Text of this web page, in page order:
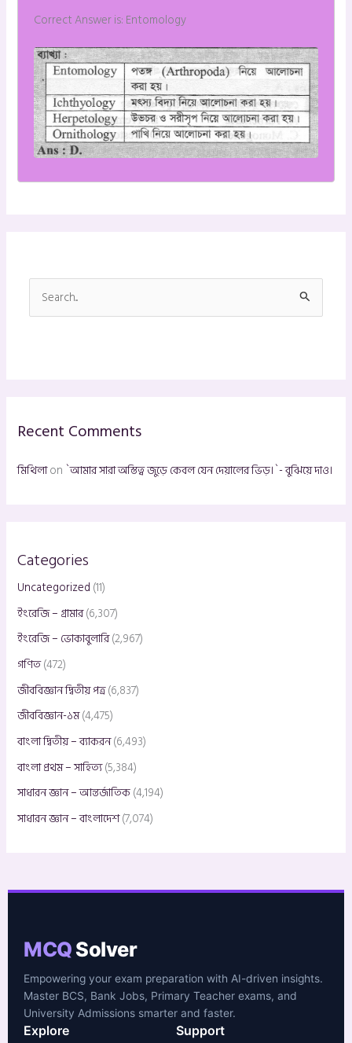
Correct Answer is: Entomology
e
f
Recent Comments
মিথিলাon `আমার সারা অস্তিত্ব জুড়ে কেবল যেন দেয়ালের ভিড়।`- বুঝিয়ে দাও।
Categories
Uncategorized (11)
ইংরেজি – গ্রামার(6,307)
ইংরেজি – ভোকাবুলারি(2,967)
গণিত(472)
জীববিজ্ঞান দ্বিতীয় পত্র(6,837)
জীববিজ্ঞান-১ম(4,475)
বাংলা দ্বিতীয় – ব্যাকরন(6,493)
বাংলা প্রথম – সাহিত্য(5,384)
সাধারন জ্ঞান – আন্তর্জাতিক(4,194)
সাধারন জ্ঞান – বাংলাদেশ(7,074)
MCQSolver
Empowering your exam preparation with AI-driven insights.
Master BCS, Bank Jobs, Primary Teacher exams, and
University Admissions smarter and faster.
Explore Support